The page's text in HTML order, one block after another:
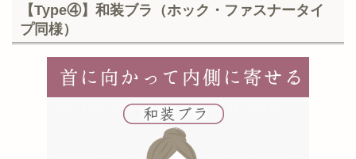
【Type④】和装ブラ（ホック・ファスナータイ
プ同様）